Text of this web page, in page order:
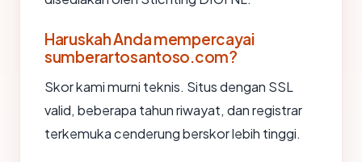
Haruskah Anda mempercayai
sumberartosantoso.com?
Skor kami murni teknis. Situs dengan SSL
valid, beberapa tahun riwayat, dan registrar
terkemuka cenderung berskor lebih tinggi.